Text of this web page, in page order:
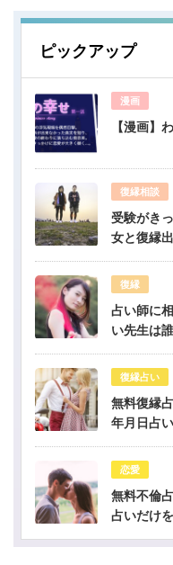
ピックアップ
漫画
【漫画】
復縁相談
受験がき
女と復縁
復縁
占い師に
い先生は
復縁占い
無料復縁
年月日占い
恋愛
無料不倫
占いだけ